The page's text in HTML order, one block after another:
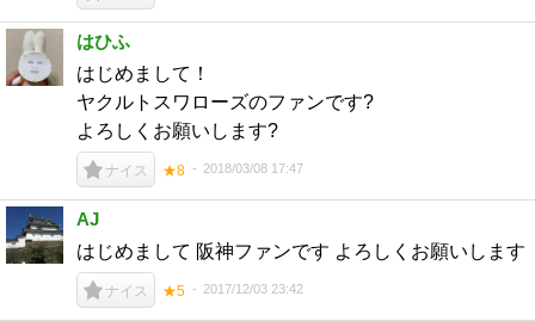
はひふ
はじめまして！
ヤクルトスワローズのファンです?
よろしくお願いします?
ナイス ★8 2018/03/08 17:47
AJ
はじめまして 阪神ファンです よろしくお願いします
ナイス ★5 2017/12/03 23:42